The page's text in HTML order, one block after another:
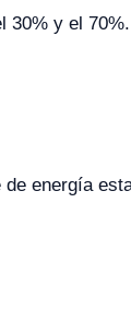
30% y el
energía